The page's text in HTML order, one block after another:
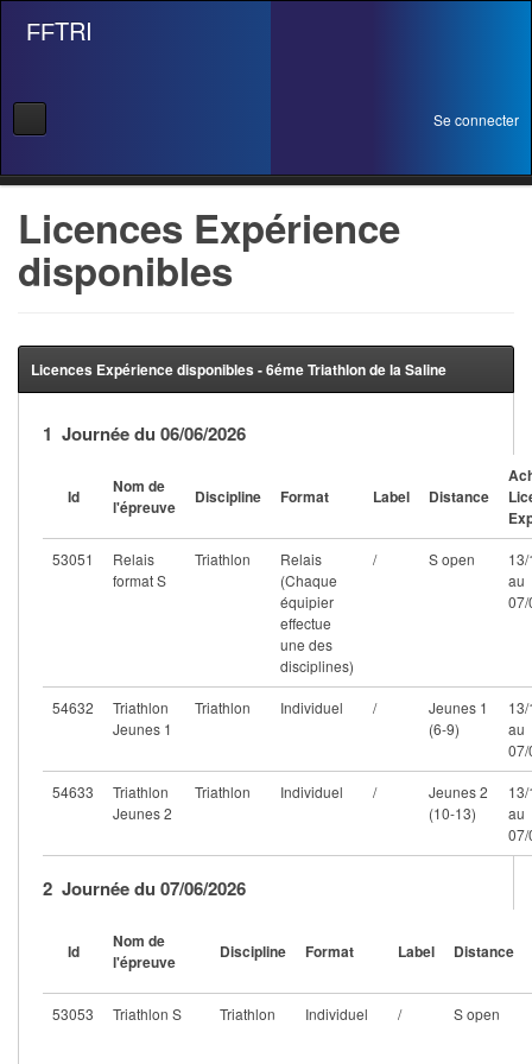
FFTRI
Se connecter
Pass Rentrée Bougez/Club
Licence Expérience
Se former
Licences Expérience
disponibles
Licences Expérience disponibles - 6éme Triathlon de la Saline
1 Journée du 06/06/2026
Id
Nom de
l'épreuve
Discipline Format Label Distance
53051
Relais
format S
Triathlon
Relais
(Chaque
équipier
effectue
une des
disciplines)
/ S open
au
54632
Triathlon
Jeunes 1
Triathlon Individuel /
Jeunes 1
(6-9)
au
54633
Triathlon
Jeunes 2
Triathlon Individuel /
Jeunes 2
(10-13)
au
2 Journée du 07/06/2026
Id
Nom de
l'épreuve
Discipline Format Label Distance
53053 Triathlon S Triathlon Individuel / S open